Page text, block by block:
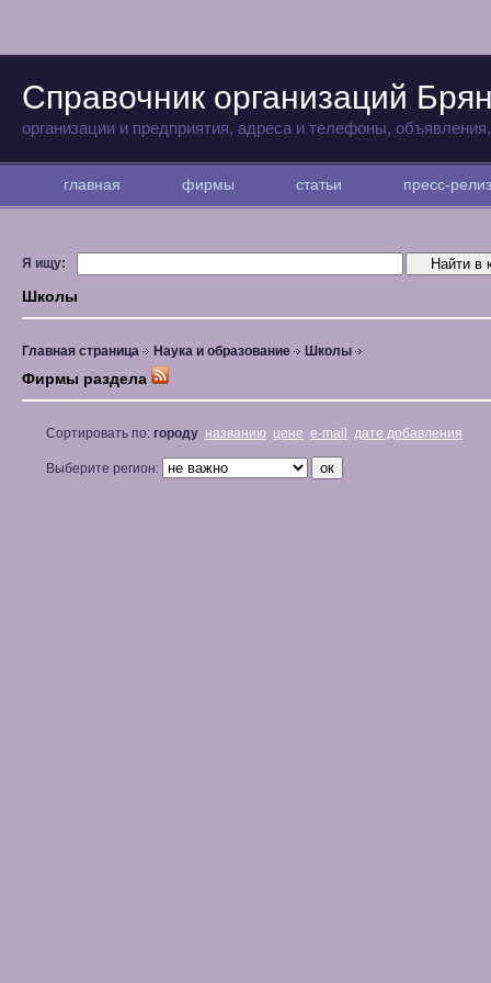
Справочник организаций
организации и предприятия, адреса и телефоны,
главная фирмы статьи пресс-
Я ищу:
Школы
Главная страница Наука и образование Школы
Фирмы раздела
Сортировать по: городу названию цене e-mail дате добавления
Выберите регион: